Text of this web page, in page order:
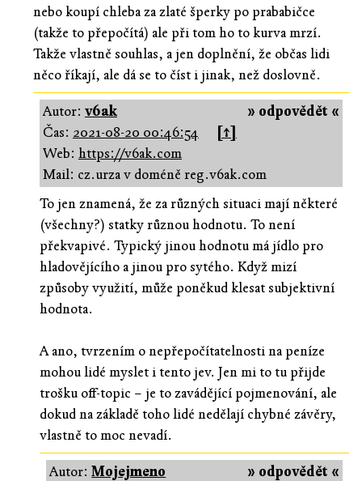
nebo koupí chleba za zlaté šperky po prababičce
(takže to přepočítá) ale při tom ho to kurva mrzí.
Takže vlastně souhlas, a jen doplnění, že občas lidi
něco říkají, ale dá se to číst i jinak, než doslovně.
» odpovědět «
Autor: v6ak
Čas: 2021-08-20 00:46:54
[↑]
Web: https://v6ak.com
Mail: cz.urza v doméně reg.v6ak.com
To jen znamená, že za různých situaci mají některé
(všechny?) statky různou hodnotu. To není
překvapivé. Typický jinou hodnotu má jídlo pro
hladovějícího a jinou pro sytého. Když mizí
způsoby využití, může poněkud klesat subjektivní
hodnota.
A ano, tvrzením o nepřepočítatelnosti na peníze
mohou lidé myslet i tento jev. Jen mi to tu přijde
trošku off-topic – je to zavádějící pojmenování, ale
dokud na základě toho lidé nedělají chybné závěry,
vlastně to moc nevadí.
» odpovědět «
Autor:Mojejmeno